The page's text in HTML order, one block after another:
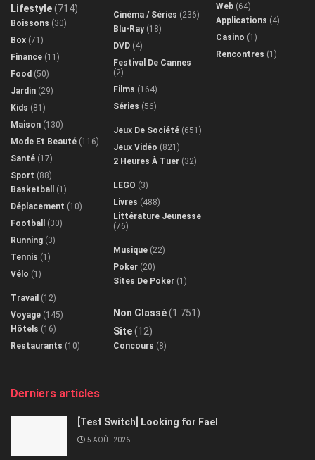
Lifestyle(714)
Boissons (30)
Box (71)
Finance (11)
Food (50)
Jardin (29)
Kids (81)
Maison (130)
Mode Et Beauté (116)
Santé (17)
Sport (88)
Basketball
(1)
Déplacement (10)
Football
(30)
Running (3)
Tennis (1)
Vélo (1)
Travail (12)
Voyage (145)
Hôtels (16)
Restaurants (10)
Cinéma / Séries (236)
Blu-Ray(18)
DVD (4)
Festival De Cannes
(2)
Films (164)
Séries (56)
Jeux De Société (651)
Jeux Vidéo (821)
2 Heures À Tuer (32)
LEGO (3)
Livres (488)
Littérature Jeunesse
(76)
Musique (22)
Poker (20)
Sites De Poker (1)
Non Classé(1 751)
Site(12)
Concours (8)
Web (64)
Applications (4)
Casino (1)
Rencontres (1)
Derniers articles
[Test Switch] Looking for Fael
5 AOÛT 2026